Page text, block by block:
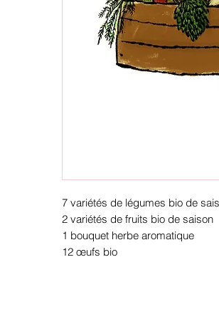
7 variétés de légumes bio de
2 variétés de fruits bio de saison
1 bouquet herbe aromatique
12 œufs bio